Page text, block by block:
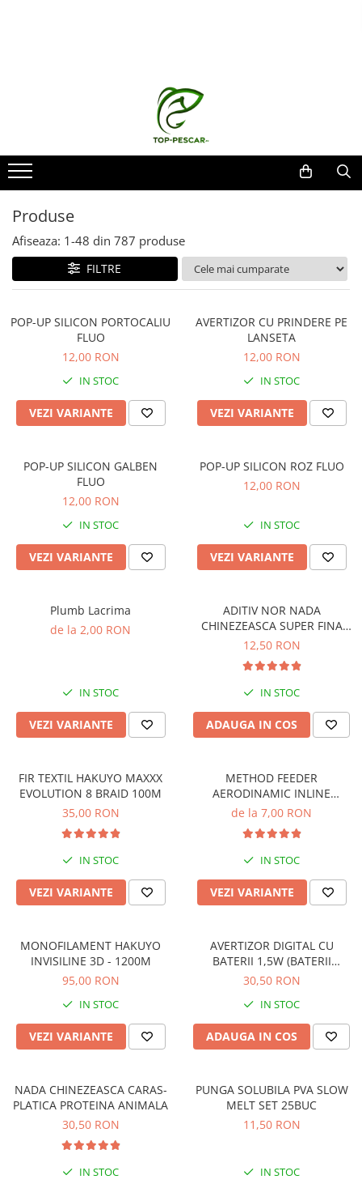
Mulinete crap
Fire crap
Nadă și momeală
Nadă crap
Momeală cârlig crap
Pelete
Wafters
Alune tigrate
Senzori pescuit
Swingere pescuit
Suport lansete
Picheți pescuit
Monturi și componente
Monturi crap
Accesorii monturi
Vartej pescuit
Agrafe pescuit
Rig pescuit
Crosete si burghie pescuit
Foarfeca pescuit
Cleste pescuit
Pescuit la Feeder
Echipament de bază
Fire feeder
Cârlige feeder
Momitoare method feeder
Matriță method feeder
Coșulețe feeder
Accesorii feeder
Nadă și momeală
Nadă feeder
Momeală cârlig feeder
Produse
Afiseaza: 1-48 din 787 produse
FILTRE
POP-UP SILICON PORTOCALIU
FLUO
12,00 RON
IN STOC
VEZI VARIANTE
AVERTIZOR CU PRINDERE PE
LANSETA
12,00 RON
IN STOC
VEZI VARIANTE
POP-UP SILICON GALBEN
FLUO
12,00 RON
IN STOC
VEZI VARIANTE
POP-UP SILICON ROZ FLUO
12,00 RON
IN STOC
VEZI VARIANTE
Plumb Lacrima
de la 2,00 RON
IN STOC
VEZI VARIANTE
ADITIV NOR NADA
CHINEZEASCA SUPER FINA
30G
12,50 RON
IN STOC
ADAUGA IN COS
FIR TEXTIL HAKUYO MAXXX
EVOLUTION 8 BRAID 100M
35,00 RON
IN STOC
VEZI VARIANTE
METHOD FEEDER
AERODINAMIC INLINE
DISTANCE
de la 7,00 RON
IN STOC
VEZI VARIANTE
MONOFILAMENT HAKUYO
INVISILINE 3D - 1200M
95,00 RON
IN STOC
VEZI VARIANTE
AVERTIZOR DIGITAL CU
BATERII 1,5W (BATERII
INCLUSE)
30,50 RON
IN STOC
ADAUGA IN COS
NADA CHINEZEASCA CARAS-
PLATICA PROTEINA ANIMALA
30,50 RON
IN STOC
PUNGA SOLUBILA PVA SLOW
MELT SET 25BUC
11,50 RON
IN STOC